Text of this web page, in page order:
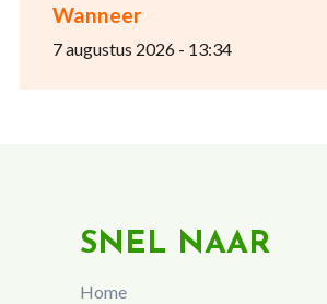
Wanneer
7 augustus 2026 - 13:34
SNEL NAAR
Home